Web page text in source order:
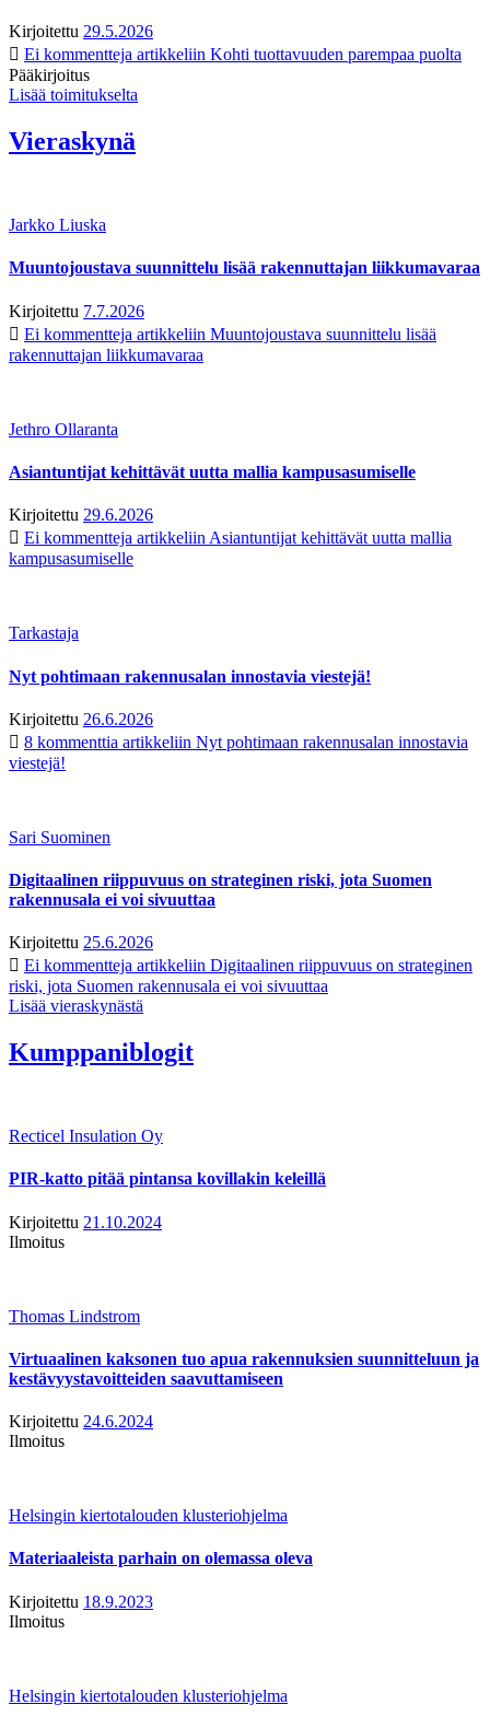
Kirjoitettu 29.5.2026
Ei kommentteja artikkeliin Kohti tuottavuuden parempaa puolta
Pääkirjoitus
Lisää toimitukselta
Vieraskynä
Jarkko Liuska
Muuntojoustava suunnittelu lisää rakennuttajan liikkumavaraa
Kirjoitettu 7.7.2026
Ei kommentteja artikkeliin Muuntojoustava suunnittelu lisää
rakennuttajan liikkumavaraa
Jethro Ollaranta
Asiantuntijat kehittävät uutta mallia kampusasumiselle
Kirjoitettu 29.6.2026
Ei kommentteja artikkeliin Asiantuntijat kehittävät uutta mallia
kampusasumiselle
Tarkastaja
Nyt pohtimaan rakennusalan innostavia viestejä!
Kirjoitettu 26.6.2026
8 kommenttia artikkeliin Nyt pohtimaan rakennusalan innostavia
viestejä!
Sari Suominen
Digitaalinen riippuvuus on strateginen riski, jota Suomen
rakennusala ei voi sivuuttaa
Kirjoitettu 25.6.2026
Ei kommentteja artikkeliin Digitaalinen riippuvuus on strateginen
riski, jota Suomen rakennusala ei voi sivuuttaa
Lisää vieraskynästä
Kumppaniblogit
Recticel Insulation Oy
PIR-katto pitää pintansa kovillakin keleillä
Kirjoitettu 21.10.2024
Ilmoitus
Thomas Lindstrom
Virtuaalinen kaksonen tuo apua rakennuksien suunnitteluun ja
kestävyystavoitteiden saavuttamiseen
Kirjoitettu 24.6.2024
Ilmoitus
Helsingin kiertotalouden klusteriohjelma
Materiaaleista parhain on olemassa oleva
Kirjoitettu 18.9.2023
Ilmoitus
Helsingin kiertotalouden klusteriohjelma